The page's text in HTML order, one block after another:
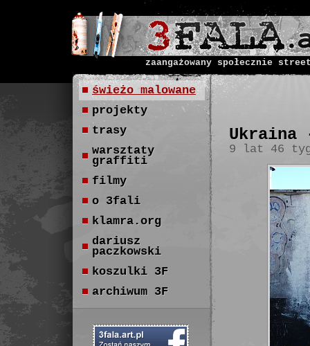
zaangażowany społecznie
9 lat 46
świeżo malowane
projekty
trasy
warsztaty
graffiti
filmy
o 3fali
klamra.org
dariusz
paczkowski
koszulki 3F
archiwum 3F